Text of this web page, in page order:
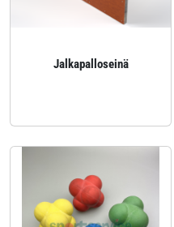
Jalkapalloseinä